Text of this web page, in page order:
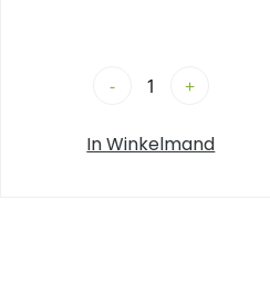
- +
In Winkelmand